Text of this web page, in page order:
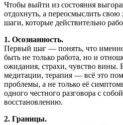
Чтобы выйти из состояния
отдохнуть, а переосмыслить
шаги, которые действительно
1. Осознанность.
Первый шаг — понять, что
быть не только работа, но и
ожидания, страхи, чувство вины.
медитации, терапия — всё это
проблемы, а не только её
одного честного разговора с
восстановлению.
2. Границы.